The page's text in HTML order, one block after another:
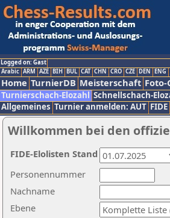
Logged on: Gast
Arabic ARM AZE BIH BUL CAT CHN CRO CZE DEN ENG
Home TurnierDB Meisterschaft Foto-
Turnierschach-Elozahl Schnellschach-
Allgemeines Turnier anmelden: AUT FIDE
Willkommen bei den
Nachname
Ebene
Personennummer
FIDE-Elolisten Stand